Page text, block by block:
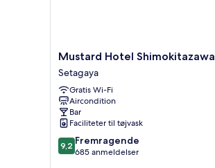
Mustard
Hotel
Shimokitazawa
Setagaya
Mustard Hotel Shimokitazawa
Setagaya
Gratis Wi-Fi
Aircondition
Bar
Faciliteter til tøjvask
9.2
ud
9,2 Fremragende
685 anmeldelser